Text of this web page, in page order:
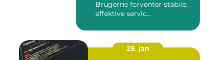
Brugerne forventer stabile,
effektive servic...
29. jan